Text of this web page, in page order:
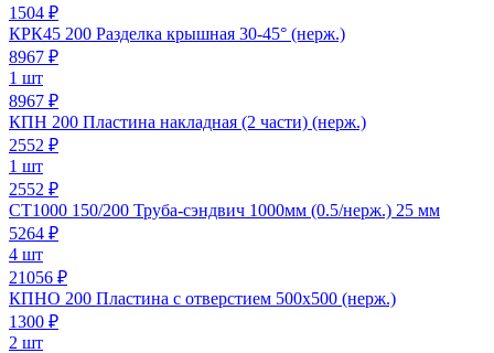
1504 ₽
КРК45 200 Разделка крышная 30-45° (нерж.)
8967 ₽
1 шт
8967 ₽
КПН 200 Пластина накладная (2 части) (нерж.)
2552 ₽
1 шт
2552 ₽
СТ1000 150/200 Труба-сэндвич 1000мм (0.5/нерж.) 25 мм
5264 ₽
4 шт
21056 ₽
КПНО 200 Пластина с отверстием 500х500 (нерж.)
1300 ₽
2 шт